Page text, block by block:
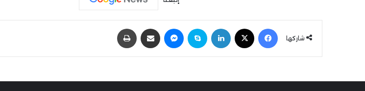
شاركها
فيسبوك لينكدإن سكايب ماسنجر مشاركة عبر البريد